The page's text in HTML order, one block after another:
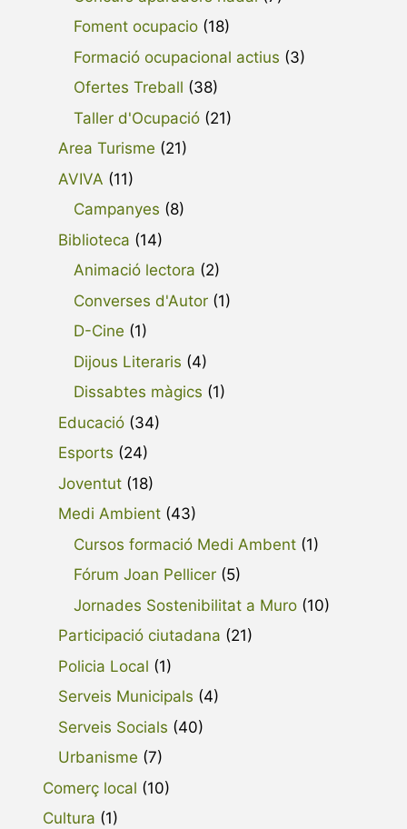
Foment ocupacio (18)
Formació ocupacional actius (3)
Ofertes Treball (38)
Taller d'Ocupació (21)
Area Turisme (21)
AVIVA (11)
Campanyes (8)
Biblioteca (14)
Animació lectora (2)
Converses d'Autor (1)
D-Cine (1)
Dijous Literaris (4)
Dissabtes màgics (1)
Educació (34)
Esports (24)
Joventut (18)
Medi Ambient (43)
Cursos formació Medi Ambent (1)
Fórum Joan Pellicer (5)
Jornades Sostenibilitat a Muro (10)
Participació ciutadana (21)
Policia Local (1)
Serveis Municipals (4)
Serveis Socials (40)
Urbanisme (7)
Comerç local (10)
Cultura (1)